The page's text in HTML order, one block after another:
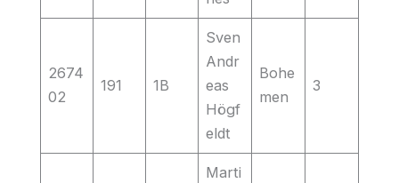
2674
02
191 1B
Sven
Andr
eas
Högf
eldt
Bohe
men
3
Marti